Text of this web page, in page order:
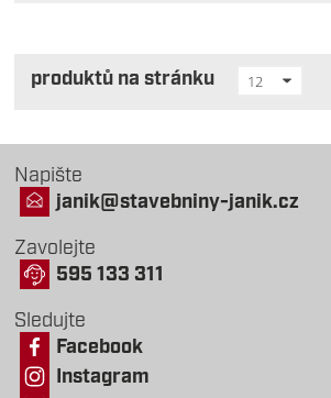
produktů na stránku 12
Napište
janik@stavebniny-janik.cz
Zavolejte
595 133 311
Sledujte
Facebook
Instagram